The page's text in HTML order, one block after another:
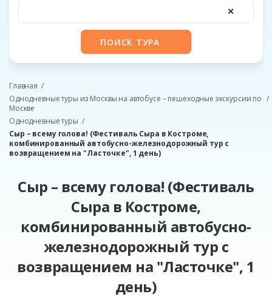
✕
ПОИСК ТУРА
Главная
Однодневные туры из Москвы на автобусе – пешеходные экскурсии по
Москве
Однодневные туры
Сыр – всему голова! (Фестиваль Сыра в Костроме,
комбинированный автобусно-железнодорожный тур с
возвращением на "Ласточке", 1 день)
Сыр – всему голова! (Фестиваль
Сыра в Костроме,
комбинированный автобусно-
железнодорожный тур с
возвращением на "Ласточке", 1
день)